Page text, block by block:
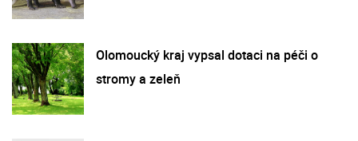
Olomoucký kraj vypsal dotaci na péči o
stromy a zeleň